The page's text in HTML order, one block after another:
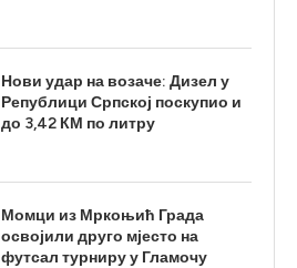
Нови удар на возаче: Дизел у
Републици Српској поскупио и
до 3,42 КМ по литру
Момци из Мркоњић Града
освојили друго мјесто на
футсал турниру у Гламочу